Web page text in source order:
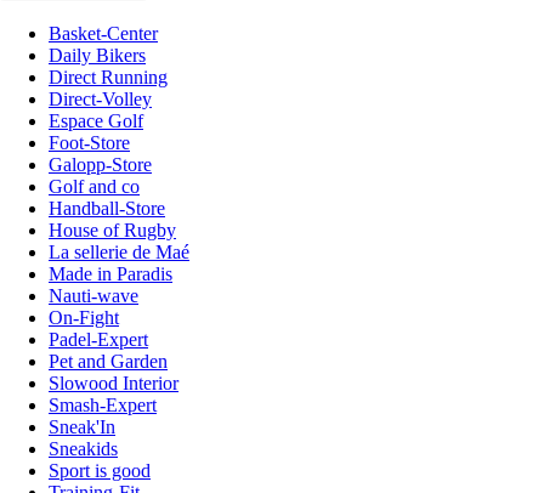
Basket-Center
Daily Bikers
Direct Running
Direct-Volley
Espace Golf
Foot-Store
Galopp-Store
Golf and co
Handball-Store
House of Rugby
La sellerie de Maé
Made in Paradis
Nauti-wave
On-Fight
Padel-Expert
Pet and Garden
Slowood Interior
Smash-Expert
Sneak'In
Sneakids
Sport is good